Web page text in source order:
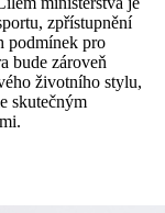
zpřístupnění
podmínek pro
bude zároveň
životního stylu,
skutečným